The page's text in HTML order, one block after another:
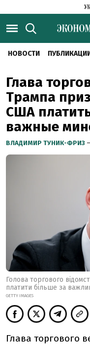
НОВОСТИ
Глава
Трампа
США
важные
ВЛАДИМИР ТУНИК-ФРИЗ
Голова торгового
платити більше за
GETTY IMAGES
Глава торгового